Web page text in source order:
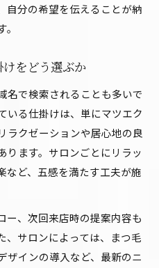
自分の希望を伝えることが納
けをどう選ぶか
名で検索されることも多いで
いる仕掛けは、単にマツエク
ラクゼーションや居心地の良
ります。サロンごとにリラッ
など、五感を満たす工夫が施
ー、次回来店時の提案内容も
、サロンによっては、まつ毛
ザインの導入など、最新のニ